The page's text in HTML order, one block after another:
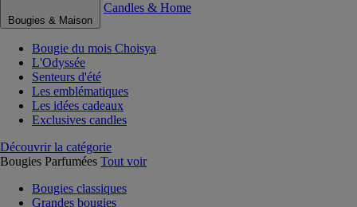
Bougies & Maison
Candles & Home
Bougie du mois Choisya
L'Odyssée
Senteurs d'été
Les emblématiques
Les idées cadeaux
Exclusives candles
Découvrir la catégorie
Bougies Parfumées Tout voir
Bougies classiques
Grandes bougies